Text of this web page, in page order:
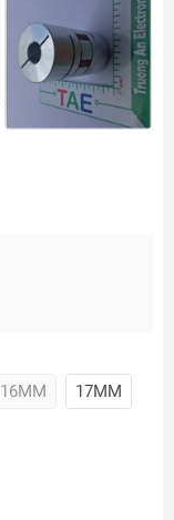
16MM 17MM